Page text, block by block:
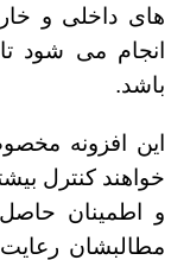
های داخلی و
انجام می شود تا
باشد.
این افزونه
خواهند کنترل
و اطمینان